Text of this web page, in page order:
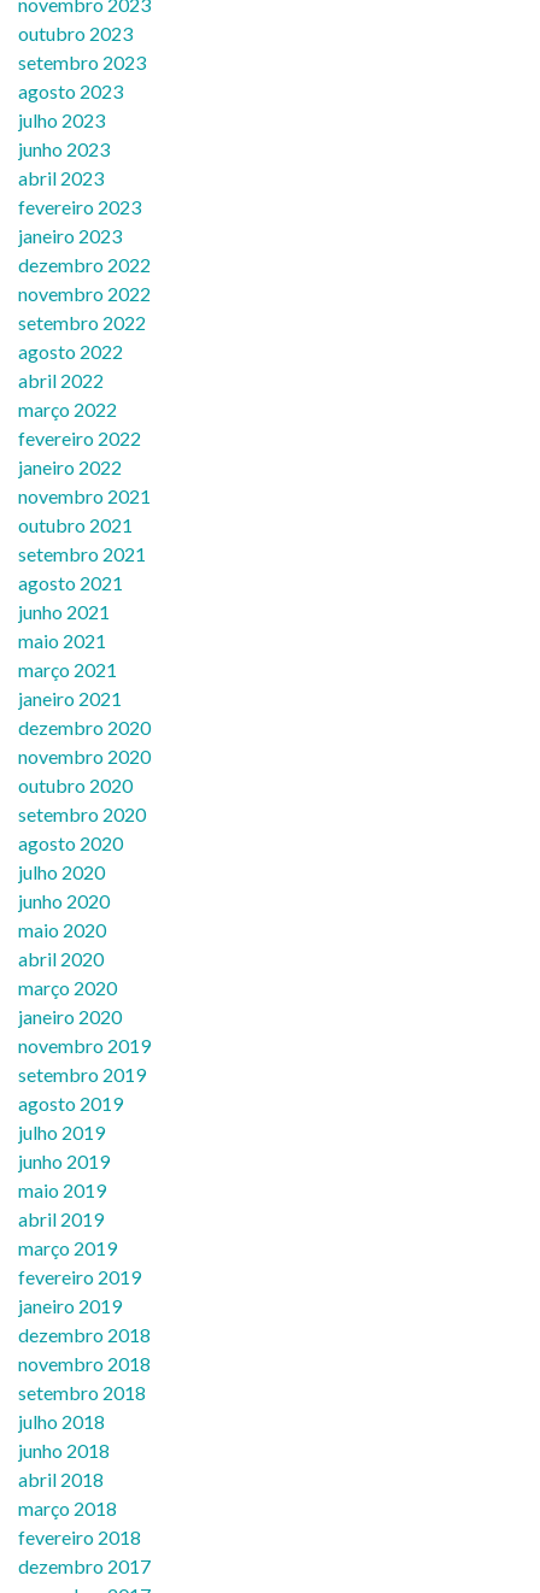
novembro 2023
outubro 2023
setembro 2023
agosto 2023
julho 2023
junho 2023
abril 2023
fevereiro 2023
janeiro 2023
dezembro 2022
novembro 2022
setembro 2022
agosto 2022
abril 2022
março 2022
fevereiro 2022
janeiro 2022
novembro 2021
outubro 2021
setembro 2021
agosto 2021
junho 2021
maio 2021
março 2021
janeiro 2021
dezembro 2020
novembro 2020
outubro 2020
setembro 2020
agosto 2020
julho 2020
junho 2020
maio 2020
abril 2020
março 2020
janeiro 2020
novembro 2019
setembro 2019
agosto 2019
julho 2019
junho 2019
maio 2019
abril 2019
março 2019
fevereiro 2019
janeiro 2019
dezembro 2018
novembro 2018
setembro 2018
julho 2018
junho 2018
abril 2018
março 2018
fevereiro 2018
dezembro 2017